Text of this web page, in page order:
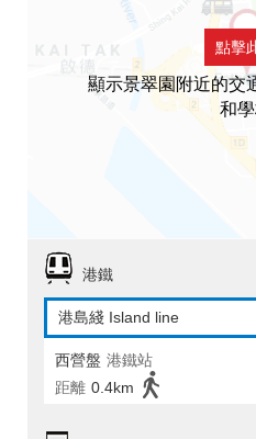
點擊
顯示景翠園附近的交
和
港鐵
港島綫 Island line
西營盤 港鐵站
距離 0.4km